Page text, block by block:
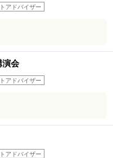
アドバイザー
演会
アドバイザー
アドバイザー